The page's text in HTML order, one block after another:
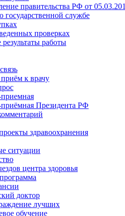
правительства РФ от
государственной службе
проверках
работы
к врачу
Президента РФ
здравоохранения
ситуации
центра здоровья
доктор
лучших
обучение